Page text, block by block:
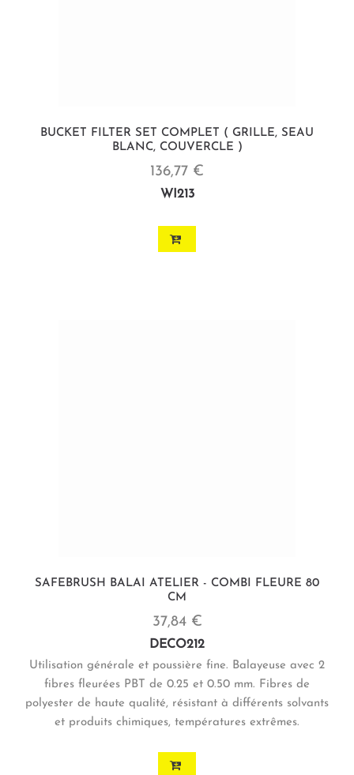
BUCKET FILTER SET COMPLET ( GRILLE, SEAU
BLANC, COUVERCLE )
136,77 €
WI213
SAFEBRUSH BALAI ATELIER - COMBI FLEURE 80
CM
37,84 €
DECO212
Utilisation générale et poussière fine. Balayeuse avec 2
fibres fleurées PBT de 0.25 et 0.50 mm. Fibres de
polyester de haute qualité, résistant à différents solvants
et produits chimiques, températures extrêmes.